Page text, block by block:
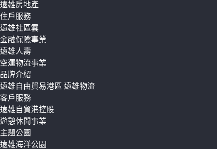
遠雄房地產
住戶服務
遠雄社區雲
金融保險事業
遠雄人壽
空運物流事業
品牌介紹
遠雄自由貿易港區 遠雄物流
客戶服務
遠雄自貿港控股
遊憩休閒事業
主題公園
遠雄海洋公園